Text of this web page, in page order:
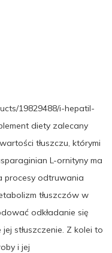
19829488/i-hepatil-
diety zalecany
tłuszczu, którymi
L-ornityny ma
procesy odtruwania
tłuszczów w
odkładanie się
stłuszczenie. Z kolei to
i jej